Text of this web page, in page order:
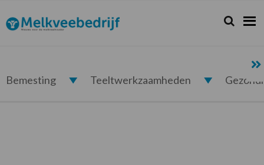
de
hoofdnavigatie
de
hoofd
de
eerste
de
voettekst
Melkveebedrijf.nl Zoeken...
Zoek
Bemesting Teeltwerkzaamheden